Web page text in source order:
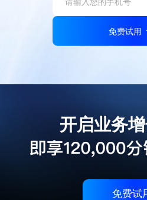
免费试用
开启业务
免费试